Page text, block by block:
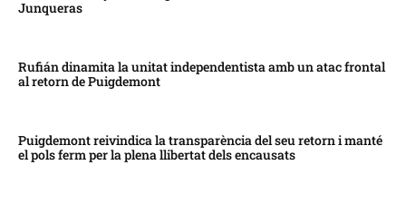
Junqueras
Rufián dinamita la unitat independentista amb un atac frontal
al retorn de Puigdemont
Puigdemont reivindica la transparència del seu retorn i manté
el pols ferm per la plena llibertat dels encausats